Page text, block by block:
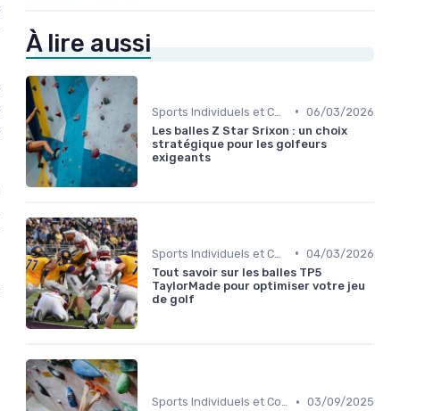
À lire aussi
• 06/03/2026
Les balles Z Star Srixon : un choix
stratégique pour les golfeurs
exigeants
• 04/03/2026
Tout savoir sur les balles TP5
TaylorMade pour optimiser votre jeu
de golf
Sports Individuels et Collectifs • 03/09/2025